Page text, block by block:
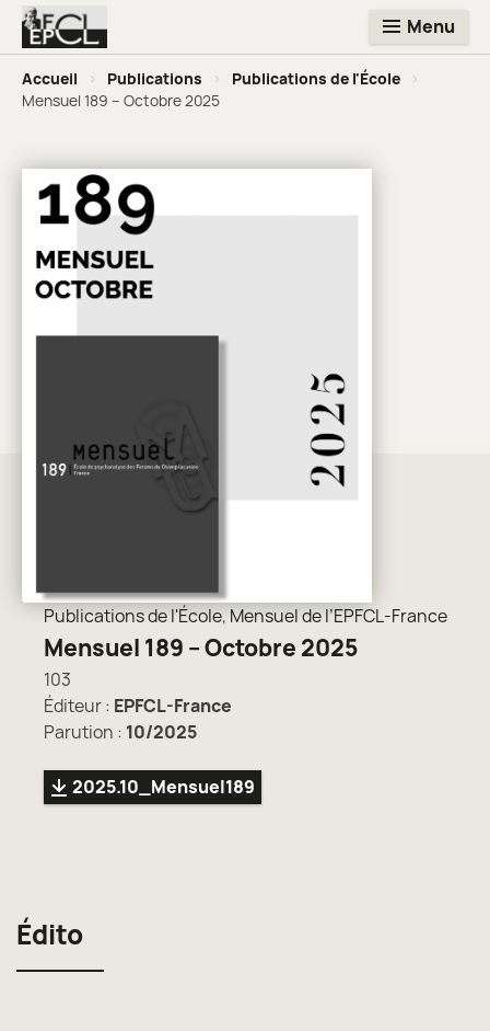
Menu
Accueil > Publications > Publications de l'École
>
Mensuel 189 – Octobre 2025
Publications de l'École, Mensuel de l’EPFCL-France
Mensuel 189 – Octobre 2025
103
Éditeur : EPFCL-France
Parution : 10/2025
2025.10_Mensuel189
Édito